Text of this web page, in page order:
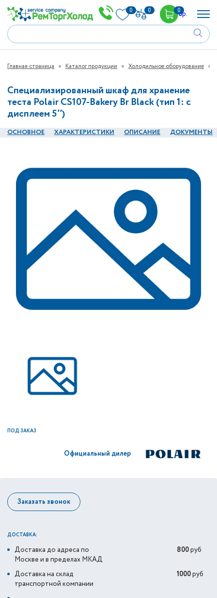
0 0 00р.
Главная страница Каталог продукции Холодильное оборудование
Специализированный шкаф для хранение
теста Polair CS107-Bakery Br Black (тип 1: с
дисплеем 5’’)
ОСНОВНОЕ ХАРАКТЕРИСТИКИ ОПИСАНИЕ ДОКУМЕНТЫ
ПОД ЗАКАЗ
Официальный дилер
Заказать звонок
ДОСТАВКА:
Доставка до адреса по
Москве и в пределах МКАД
800руб
Доставка на склад
транспортной компании
1000руб